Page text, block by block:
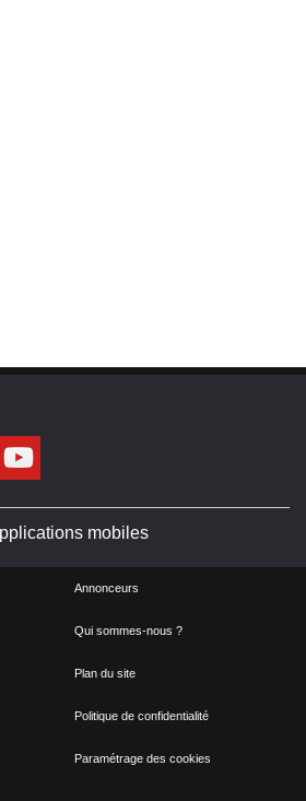
mobiles
Annonceurs
Qui sommes-nous ?
Plan du site
Politique de confidentialité
Paramétrage des cookies